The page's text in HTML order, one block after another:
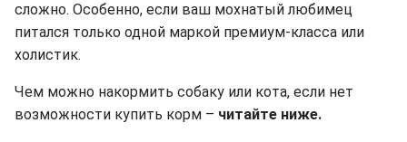
сложно. Особенно, если ваш мохнатый любимец
питался только одной маркой премиум-класса или
холистик.
Чем можно накормить собаку или кота, если нет
возможности купить корм – читайте ниже.